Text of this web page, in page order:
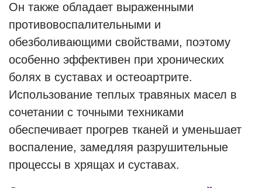
Он также обладает выраженными
противовоспалительными и
обезболивающими свойствами, поэтому
особенно эффективен при хронических
болях в суставах и остеоартрите.
Использование теплых травяных масел в
сочетании с точными техниками
обеспечивает прогрев тканей и уменьшает
воспаление, замедляя разрушительные
процессы в хрящах и суставах.